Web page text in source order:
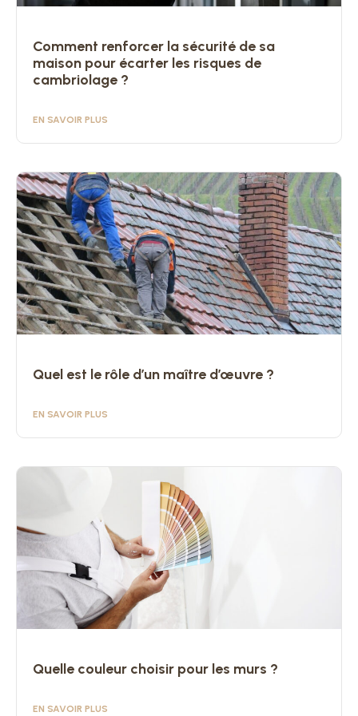
Comment renforcer la sécurité de sa
maison pour écarter les risques de
cambriolage ?
EN SAVOIR PLUS
Quel est le rôle d’un maître d’œuvre ?
EN SAVOIR PLUS
Quelle couleur choisir pour les murs ?
EN SAVOIR PLUS